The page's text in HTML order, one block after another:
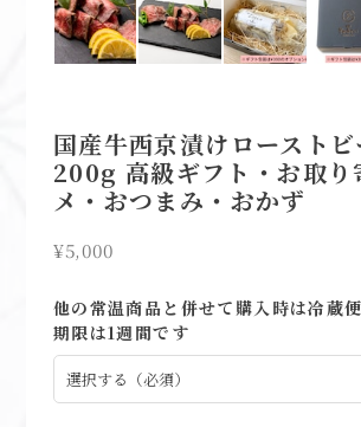
国産牛西京漬けローストビ
200g 高級ギフト・お取り
メ・おつまみ・おかず
¥5,000
他の常温商品と併せて購入時は冷蔵
期限は1週間です